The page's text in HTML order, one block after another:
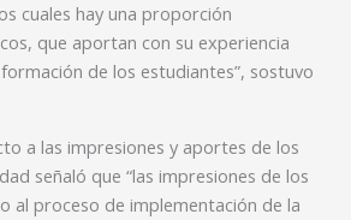
cuales hay una proporción
que aportan con su experiencia
de los estudiantes”, sostuvo
a las impresiones y aportes de los
señaló que “las impresiones de los
al proceso de implementación de la